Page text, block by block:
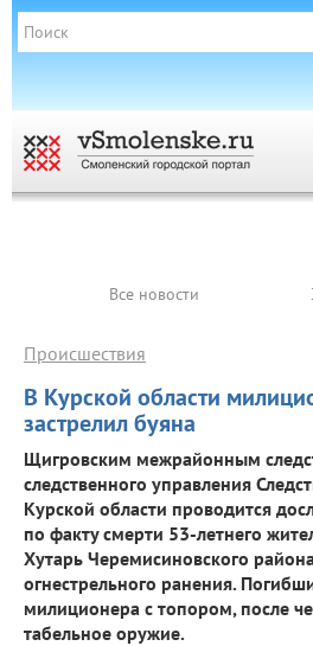
Все новости
В Курской области
застрелил буяна
Происшествия
Щигровским межрайонным
следственного управления
Курской области проводится
по факту смерти 53-летнего
Хутарь Черемисиновского
огнестрельного ранения.
милиционера с топором, после
табельное оружие.